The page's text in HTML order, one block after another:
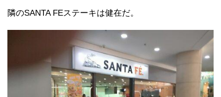
隣のSANTA FEステーキは健在だ。